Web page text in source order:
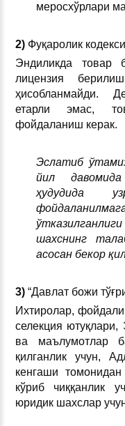
меросхўрлари
2) Фуқаролик кодекси
Эндиликда товар
лицензия
ҳисобланмайди.
етарли эмас,
фойдаланиш керак.
Эслатиб
йил давомида
ҳудудида
шахснинг
асосан бекор
3) “Давлат божи
Ихтиролар,
селекция
ва маълумотлар
қилганлик учун,
кенгаши
кўриб чиққанлик
юридик шахслар